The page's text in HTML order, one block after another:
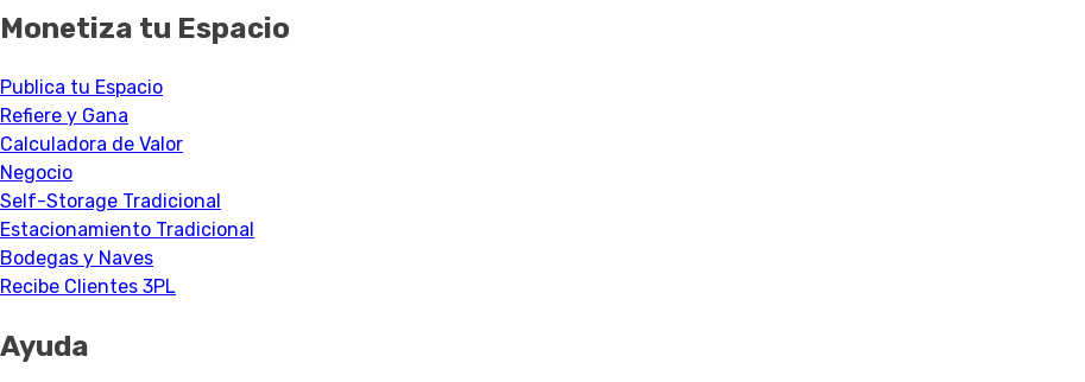
Monetiza tu Espacio
Publica tu Espacio
Refiere y Gana
Calculadora de Valor
Negocio
Self-Storage Tradicional
Estacionamiento Tradicional
Bodegas y Naves
Recibe Clientes 3PL
Ayuda